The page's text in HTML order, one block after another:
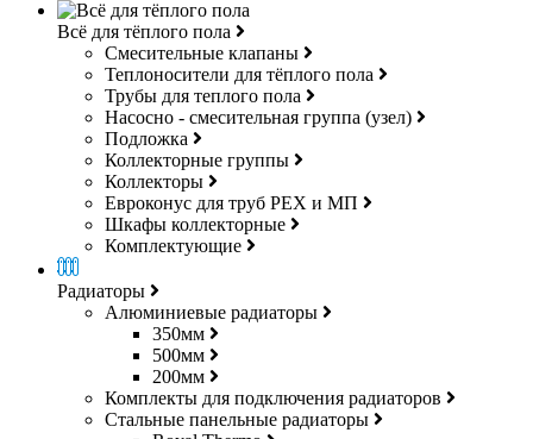
Всё для тёплого пола
Смесительные клапаны
Теплоносители для тёплого пола
Трубы для теплого пола
Насосно - смесительная группа (узел)
Подложка
Коллекторные группы
Коллекторы
Евроконус для труб РЕХ и МП
Шкафы коллекторные
Комплектующие
Радиаторы
Алюминиевые радиаторы
350мм
500мм
200мм
Комплекты для подключения радиаторов
Стальные панельные радиаторы